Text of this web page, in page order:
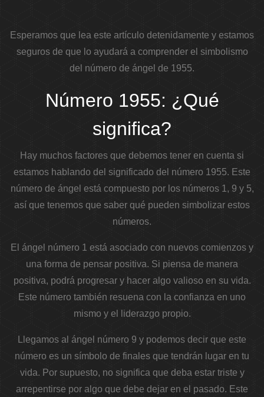
Esperamos que lea este artículo detenidamente y estamos
seguros de que lo ayudará a comprender el simbolismo
del número de ángel de 1955.
Número 1955: ¿Qué
significa?
Hay muchos factores que debemos tener en cuenta si
estamos hablando del significado del número 1955. Este
número de ángel está compuesto por los números 1, 9 y 5,
así que tenemos que saber qué pueden simbolizar estos
números.
El ángel número 1 está asociado con nuevos comienzos y
una forma de pensar positiva. Si piensa de manera
positiva, podrá progresar y hacer algo valioso en su vida.
Este número también resuena con la confianza en uno
mismo y el liderazgo propio.
Llegamos al ángel número 9 y podemos decir que este
número es un símbolo de finales que tendrán lugar en tu
vida. Por supuesto, no significa que deba estar triste y
arrepentirse por algo que debe dejar en el pasado. Este